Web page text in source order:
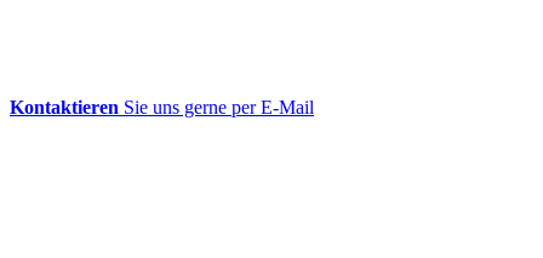
Kontaktieren Sie uns gerne per E-Mail